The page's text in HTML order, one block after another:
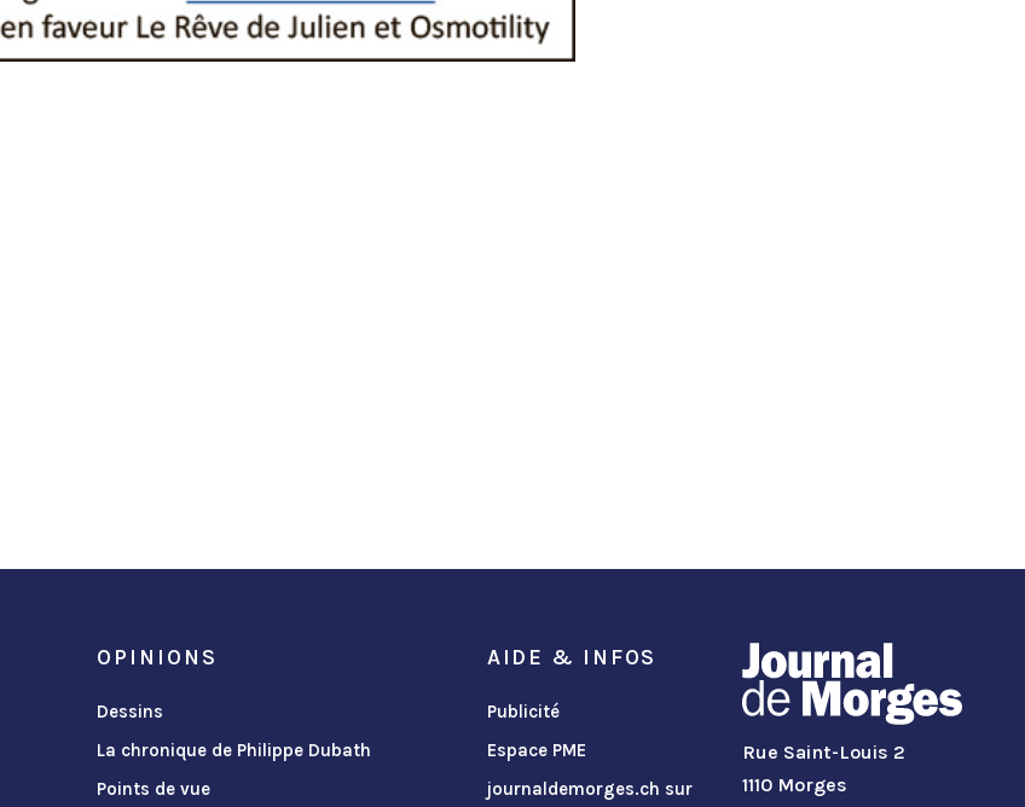
OPINIONS
Dessins
La chronique de Philippe Dubath
Points de vue
AIDE & INFOS
Publicité
Espace PME
journaldemorges.ch sur
Rue Saint-Louis 2
1110 Morges